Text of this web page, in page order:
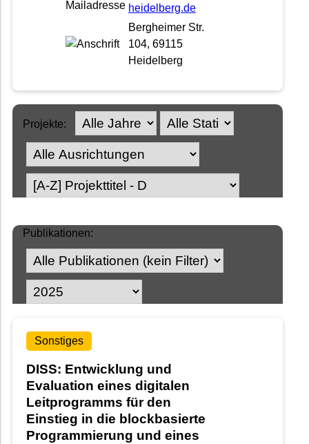
heidelberg.de
Bergheimer Str.
104, 69115
Heidelberg
Projekte:
Publikationen:
Sonstiges
DISS: Entwicklung und
Evaluation eines digitalen
Leitprogramms für den
Einstieg in die blockbasierte
Programmierung und eines